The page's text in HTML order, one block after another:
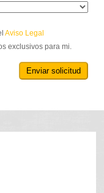
Aviso Legal
exclusivos para mi.
Enviar solicitud